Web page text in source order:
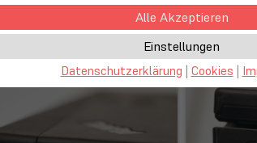
funktionsfähig. Die Funktionalität des
das Boards verhindert.
Alle Akzeptieren
Einstellungen
Datenschutzerklärung | Cookies |